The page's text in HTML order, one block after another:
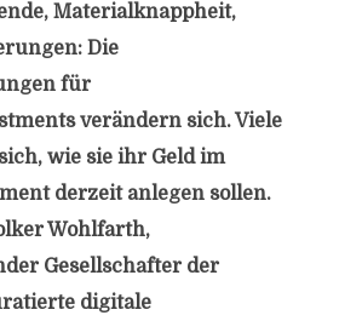
Materialknappheit,
Die
für
verändern sich. Viele
wie sie ihr Geld im
derzeit anlegen sollen.
Wohlfarth,
Gesellschafter der
digitale